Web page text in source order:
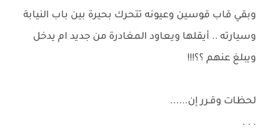
وبقي قاب قوسين وعيونه تتحرك بحيرة بين باب النيابة
وسيارته .. أيقلها ويعاود المغادرة من جديد ام يدخل
ويبلغ عنهم ؟؟!!!
لحظات وقـرر إن......
. . .